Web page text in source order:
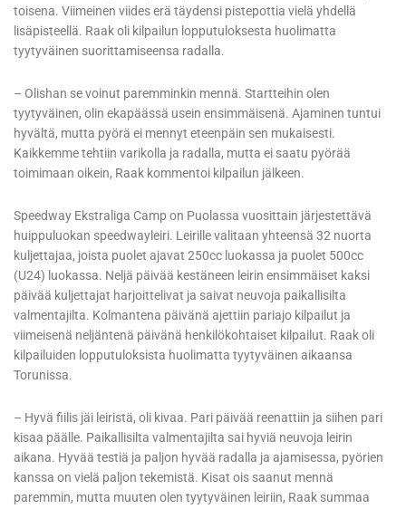
toisena. Viimeinen viides erä täydensi pistepottia vielä yhdellä
lisäpisteellä. Raak oli kilpailun lopputuloksesta huolimatta
tyytyväinen suorittamiseensa radalla.
– Olishan se voinut paremminkin mennä. Startteihin olen
tyytyväinen, olin ekapäässä usein ensimmäisenä. Ajaminen tuntui
hyvältä, mutta pyörä ei mennyt eteenpäin sen mukaisesti.
Kaikkemme tehtiin varikolla ja radalla, mutta ei saatu pyörää
toimimaan oikein, Raak kommentoi kilpailun jälkeen.
Speedway Ekstraliga Camp on Puolassa vuosittain järjestettävä
huippuluokan speedwayleiri. Leirille valitaan yhteensä 32 nuorta
kuljettajaa, joista puolet ajavat 250cc luokassa ja puolet 500cc
(U24) luokassa. Neljä päivää kestäneen leirin ensimmäiset kaksi
päivää kuljettajat harjoittelivat ja saivat neuvoja paikallisilta
valmentajilta. Kolmantena päivänä ajettiin pariajo kilpailut ja
viimeisenä neljäntenä päivänä henkilökohtaiset kilpailut. Raak oli
kilpailuiden lopputuloksista huolimatta tyytyväinen aikaansa
Torunissa.
– Hyvä fiilis jäi leiristä, oli kivaa. Pari päivää reenattiin ja siihen pari
kisaa päälle. Paikallisilta valmentajilta sai hyviä neuvoja leirin
aikana. Hyvää testiä ja paljon hyvää radalla ja ajamisessa, pyörien
kanssa on vielä paljon tekemistä. Kisat ois saanut mennä
paremmin, mutta muuten olen tyytyväinen leiriin, Raak summaa